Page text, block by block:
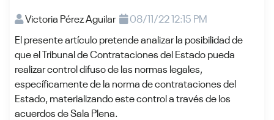
Victoria Pérez Aguilar
08/11/22 12:15 PM
El presente artículo pretende analizar la posibilidad de
que el Tribunal de Contrataciones del Estado pueda
realizar control difuso de las normas legales,
específicamente de la norma de contrataciones del
Estado, materializando este control a través de los
acuerdos de Sala Plena.